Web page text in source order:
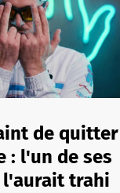
de quitter
: l'un de ses
l'aurait trahi